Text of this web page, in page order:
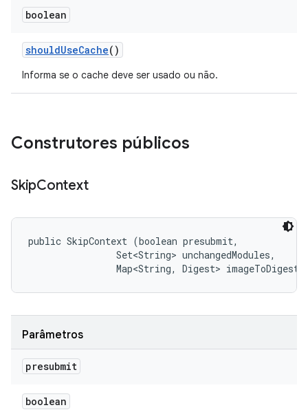
boolean
shouldUseCache()
Informa se o cache deve ser usado ou não.
Construtores públicos
SkipContext
public SkipContext (boolean presubmit,
                Set<String> unchangedModules,
                Map<String, Digest> imageToDigest)
Parâmetros
presubmit
boolean